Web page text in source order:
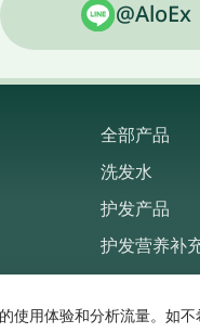
@AloEx
全部产品
洗发水
护发产品
护发营养补
使用体验和分析流量。如